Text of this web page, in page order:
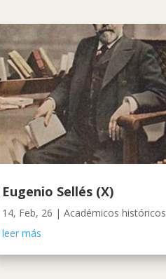
Eugenio Sellés (X)
14, Feb, 26 | Académicos históricos
leer más